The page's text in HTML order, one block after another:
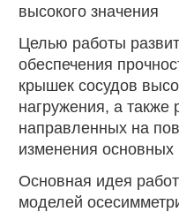
высокого значения
Целью работы
обеспечения
крышек сосудов
нагружения, а также
направленных на
изменения основных
Основная идея
моделей